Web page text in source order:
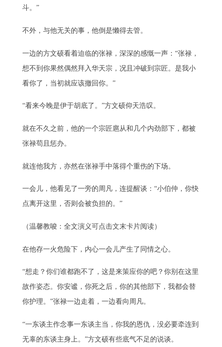
斗。”
不外，与他无关的事，他倒是懒得去管。
一边的方文硕看着迫临的张禄，深深的感慨一声：“张禄，
想不到你果然偶然拜入华天宗，况且冲破到宗匠。是我小
看你了，当初就应该撤回你。”
“看来今晚是伊于胡底了。”方文硕仰天浩叹。
就在不久之前，他的一个宗匠扈从和几个内劲部下，都被
张禄苟且惩办。
就连他我方，亦然在张禄手中落得个重伤的下场。
一会儿，他看见了一旁的周凡，连提醒谈：“小伯仲，你快
点离开这里，否则会被负担的。”
（温馨教唆：全文演义可点击文末卡片阅读）
在他存一火危险下，内心一会儿产生了同情之心。
“想走？你们谁都跑不了，这是来策应你的吧？你别在这里
故作姿态。你安谧，你死之后，你的其他部下，我都会替
你护理。”张禄一边走着，一边看向周凡。
“一东谈主作念事一东谈主当，你我的恩仇，没必要牵连到
无辜的东谈主身上。”方文硕有些底气不足的说谈。